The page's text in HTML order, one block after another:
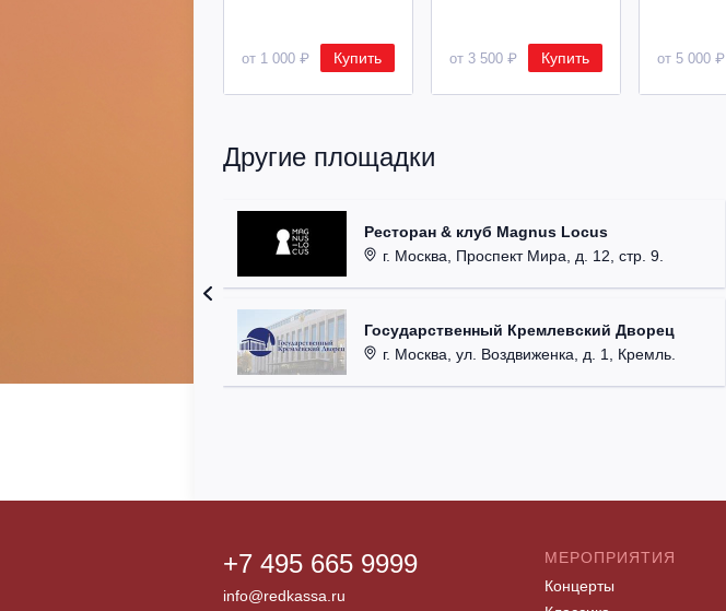
от 1 000 ₽ Купить от 3 500 ₽ Купить от 5 000 ₽
Другие площадки
Ресторан & клуб Magnus Locus
г. Москва, Проспект Мира, д. 12, стр. 9.
Государственный Кремлевский Дворец
г. Москва, ул. Воздвиженка, д. 1, Кремль.
+7 495 665 9999
info@redkassa.ru
МЕРОПРИЯТИЯ
Концерты